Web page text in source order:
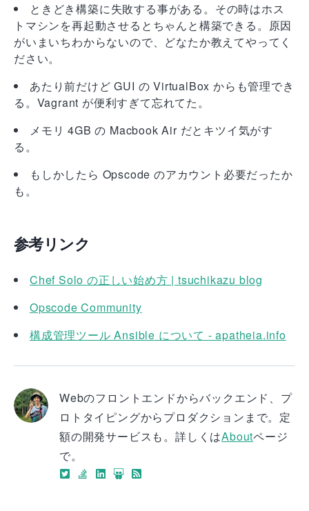
ときどき構築に失敗する事がある。その時はホス
トマシンを再起動させるとちゃんと構築できる。原因
がいまいちわからないので、どなたか教えてやってく
ださい。
あたり前だけど GUI の VirtualBox からも管理でき
る。Vagrant が便利すぎて忘れてた。
メモリ 4GB の Macbook Air だとキツイ気がす
る。
もしかしたら Opscode のアカウント必要だったか
も。
参考リンク
Chef Solo の正しい始め方 | tsuchikazu blog
Opscode Community
構成管理ツール Ansible について - apatheia.info
Webのフロントエンドからバックエンド、プ
ロトタイピングからプロダクションまで。定
額の開発サービスも。詳しくはAboutページ
で。